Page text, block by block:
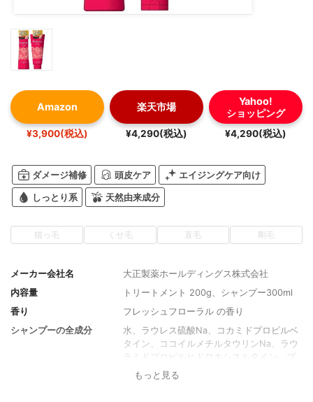
Amazon
¥3,900(税込)
楽天市場
¥4,290(税込)
Yahoo!
ショッピング
¥4,290(税込)
ダメージ補修 頭皮ケア エイジングケア向け
しっとり系 天然由来成分
猫っ毛 くせ毛 直毛 剛毛
メーカー会社名
大正製薬ホールディングス株式会社
内容量
トリートメント 200g、シャンプー300ml
香り
フレッシュフローラル の香り
シャンプーの全成分
水、ラウレス硫酸Na、コカミドプロピルベ
タイン、ココイルメチルタウリンNa、ラウ
ラミドプロピルヒドロキシスルタイン、プ
ルーン分解物、アリストテリアチレンシス
もっと見る